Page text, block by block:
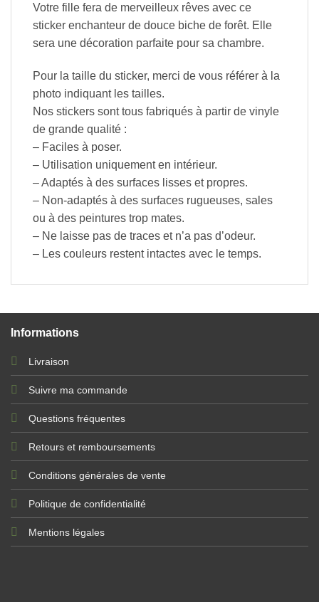
Votre fille fera de merveilleux rêves avec ce
sticker enchanteur de douce biche de forêt. Elle
sera une décoration parfaite pour sa chambre.
Pour la taille du sticker, merci de vous référer à la
photo indiquant les tailles.
Nos stickers sont tous fabriqués à partir de vinyle
de grande qualité :
– Faciles à poser.
– Utilisation uniquement en intérieur.
– Adaptés à des surfaces lisses et propres.
– Non-adaptés à des surfaces rugueuses, sales
ou à des peintures trop mates.
– Ne laisse pas de traces et n’a pas d’odeur.
– Les couleurs restent intactes avec le temps.
Informations
Livraison
Suivre ma commande
Questions fréquentes
Retours et remboursements
Conditions générales de vente
Politique de confidentialité
Mentions légales